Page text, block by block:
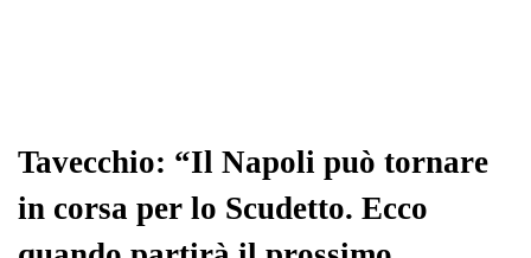
Tavecchio: “Il Napoli può tornare
in corsa per lo Scudetto. Ecco